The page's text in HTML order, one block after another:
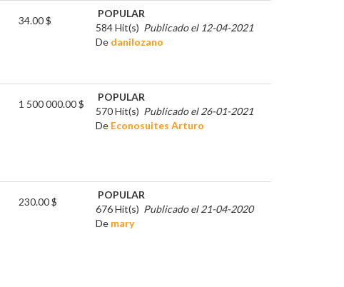
34.00 $
POPULAR
584 Hit(s) Publicado el 12-04-2021
De danilozano
1 500 000.00 $
POPULAR
570 Hit(s) Publicado el 26-01-2021
De Econosuites Arturo
230.00 $
POPULAR
676 Hit(s) Publicado el 21-04-2020
De mary